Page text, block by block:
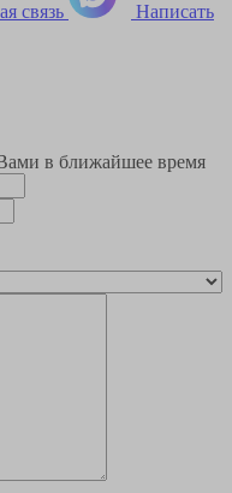
связь Написать
в ближайшее время